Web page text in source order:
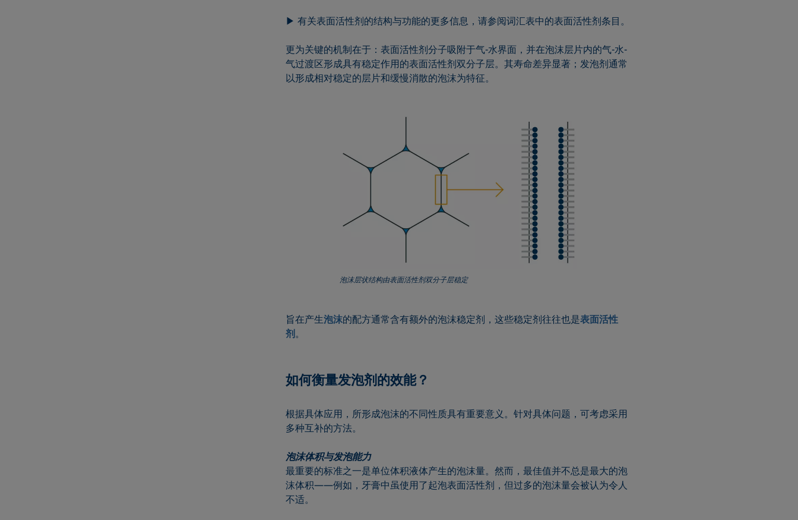
▶ 有关表面活性剂的结构与功能的更多信息，请参阅词汇表中的表面活性剂条目。
更为关键的机制在于：表面活性剂分子吸附于气-水界面，并在泡沫层片内的气-水-
气过渡区形成具有稳定作用的表面活性剂双分子层。其寿命差异显著；发泡剂通常
以形成相对稳定的层片和缓慢消散的泡沫为特征。
泡沫层状结构由表面活性剂双分子层稳定
旨在产生泡沫的配方通常含有额外的泡沫稳定剂，这些稳定剂往往也是表面活性
剂。
如何衡量发泡剂的效能？
根据具体应用，所形成泡沫的不同性质具有重要意义。针对具体问题，可考虑采用
多种互补的方法。
泡沫体积与发泡能力
最重要的标准之一是单位体积液体产生的泡沫量。然而，最佳值并不总是最大的泡
沫体积——例如，牙膏中虽使用了起泡表面活性剂，但过多的泡沫量会被认为令人
不适。